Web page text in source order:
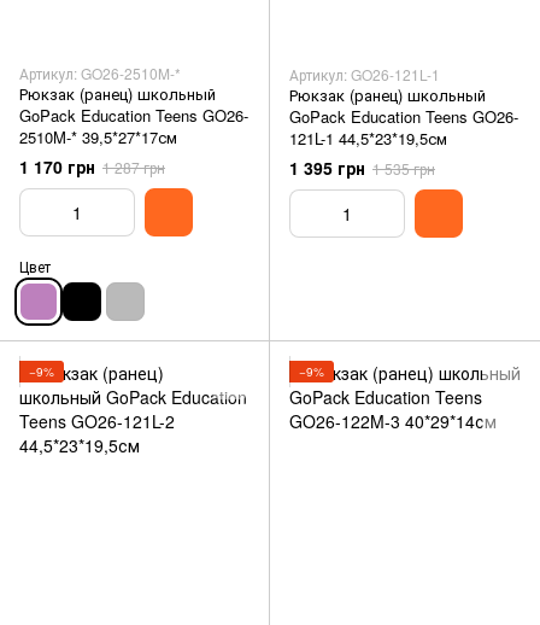
Артикул: GO26-2510M-*
Рюкзак (ранец) школьный
GoPack Education Teens GO26-
2510M-* 39,5*27*17см
1 170 грн 1 287 грн
Цвет
Артикул: GO26-121L-1
Рюкзак (ранец) школьный
GoPack Education Teens GO26-
121L-1 44,5*23*19,5см
1 395 грн 1 535 грн
−9% −9%